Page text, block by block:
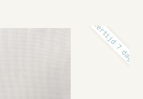
levertijd 7 dagen